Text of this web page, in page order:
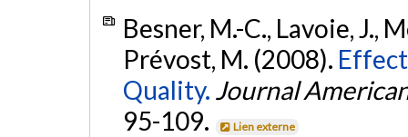
Besner, M.-C., Lavoie, J.,
Prévost, M. (2008).
Quality. Journal
95-109.
Lien externe